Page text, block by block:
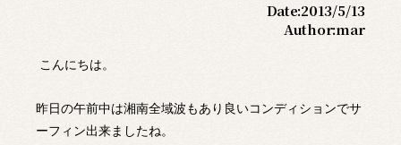
Date:2013/5/13
Author:mar
こんにちは。
昨日の午前中は湘南全域波もあり良いコンディションでサ
ーフィン出来ましたね。